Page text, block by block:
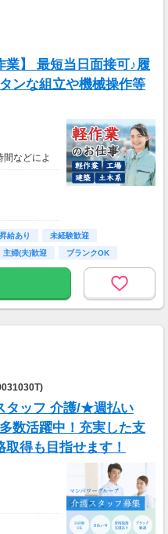
業】 最短当日面接可♪履
ンな組立や機械操作等
間などによ
、深夜勤
取可能
社規定有
。
らあなた
給あり
未経験歓迎
主婦(夫)歓迎
ブランクOK
タッフ 介護/★週払い
数活躍中！充実した支
得も目指せます！